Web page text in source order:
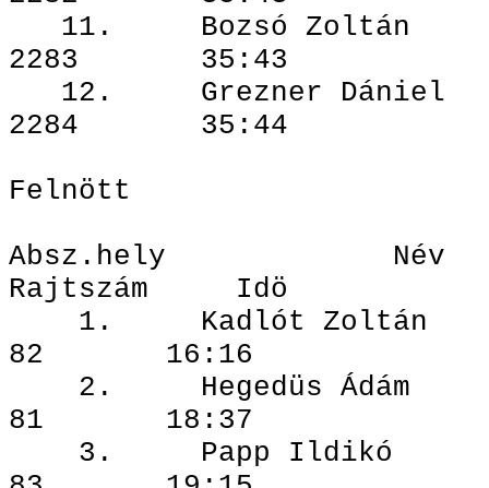
11. Bozsó
2283 35:43
12. Grezner
2284 35:44
Felnött
Absz.hely
Rajtszám Idö
1. Kadlót
82 16:16
2.
81 18:37
3. Papp